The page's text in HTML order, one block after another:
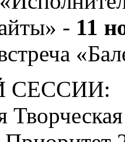
- 11
СЕССИИ: